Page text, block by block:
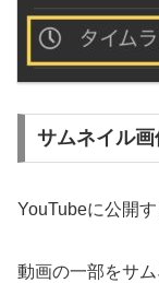
サムネイル
YouTubeに公開
動画の一部をサ